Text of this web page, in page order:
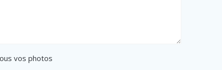
vos photos